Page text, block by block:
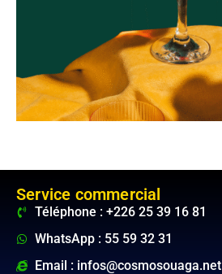
Service commercial
Téléphone : +226 25 39 16 81
WhatsApp : 55 59 32 31
Email : infos@cosmosouaga.net